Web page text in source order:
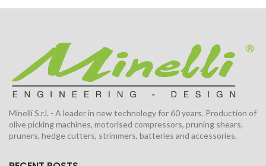
Minelli S.r.l. - A leader in new technology for 60 years. Production of
olive picking machines, motorised compressors, pruning shears,
pruners, hedge cutters, strimmers, batteries and accessories.